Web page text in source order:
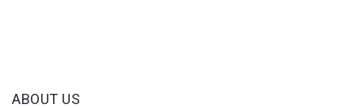
ABOUT US